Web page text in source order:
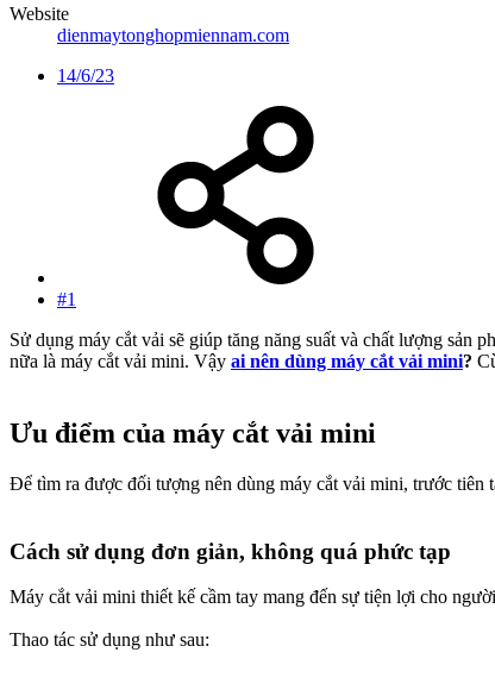
Website
dienmaytonghopmiennam.com
14/6/23
#1
Sử dụng máy cắt vải sẽ giúp tăng năng suất và chất lượng sản
nữa là máy cắt vải mini. Vậy ai nên dùng máy cắt vải mini?
Ưu điểm của máy cắt vải mini​
Để tìm ra được đối tượng nên dùng máy cắt vải mini, trước tiên
Cách sử dụng đơn giản, không quá phức tạp​
Máy cắt vải mini thiết kế cầm tay mang đến sự tiện lợi cho
Thao tác sử dụng như sau: